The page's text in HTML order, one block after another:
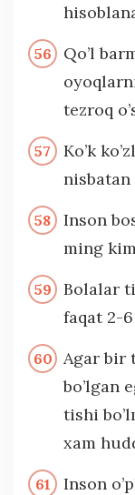
Qo’l
tezroq
Ko’k
nisbatan
Inson
ming
Bolalar
faqat 2-
Agar bir
bo’lgan
tishi
xam
Inson